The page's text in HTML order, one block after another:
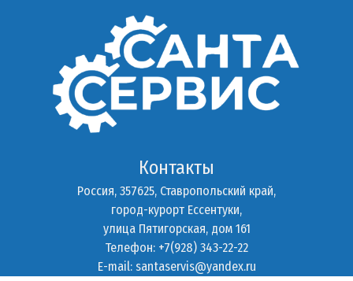
Контакты
Россия, 357625, Ставропольский край,
город-курорт Ессентуки,
улица Пятигорская, дом 161
Телефон: +7(928) 343-22-22
E-mail: santaservis@yandex.ru